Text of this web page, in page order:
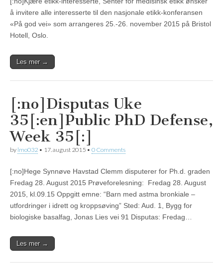
å invitere alle interesserte til den nasjonale etikk-konferansen
«På god vei» som arrangeres 25.-26. november 2015 på Bristol
Hotell, Oslo.
Les mer →
[:no]Disputas Uke
35[:en]Public PhD Defense,
Week 35[:]
by lmo032 • 17. august 2015 • 0 Comments
[:no]Hege Synnøve Havstad Clemm disputerer for Ph.d. graden
Fredag 28. August 2015 Prøveforelesning: Fredag 28. August
2015, kl.09.15 Oppgitt emne: “Barn med astma bronkiale –
utfordringer i idrett og kroppsøving” Sted: Aud. 1, Bygg for
biologiske basalfag, Jonas Lies vei 91 Disputas: Fredag…
Les mer →